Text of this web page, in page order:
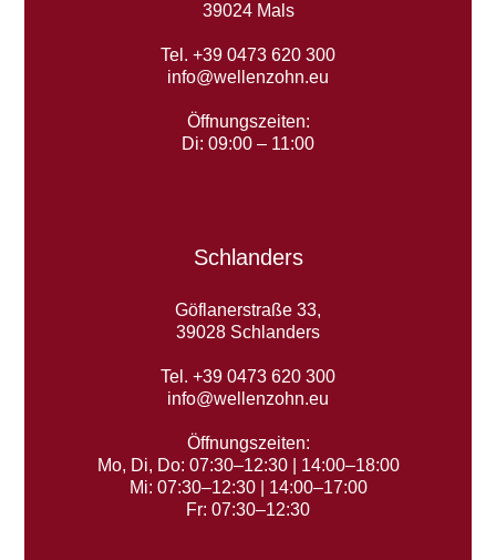
39024 Mals
Tel. +39 0473 620 300
info@wellenzohn.eu
Öffnungszeiten:
Di: 09:00 – 11:00
Schlanders
Göflanerstraße 33,
39028 Schlanders
Tel. +39 0473 620 300
info@wellenzohn.eu
Öffnungszeiten:
Mo, Di, Do: 07:30–12:30 | 14:00–18:00
Mi: 07:30–12:30 | 14:00–17:00
Fr: 07:30–12:30